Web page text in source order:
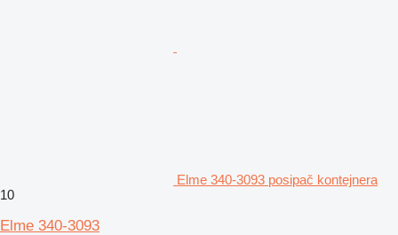
Elme 340-3093 posipač kontejnera
10
Elme 340-3093